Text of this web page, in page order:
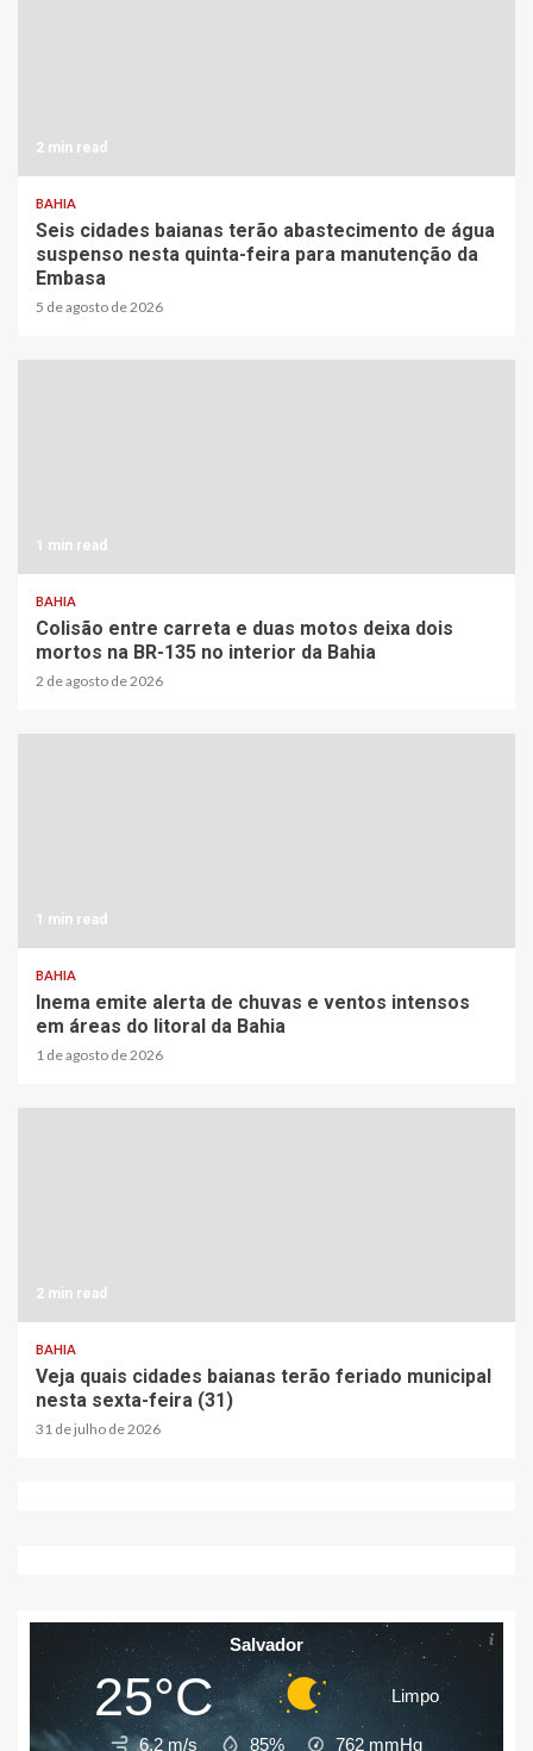
2 min read
BAHIA
Seis cidades baianas terão abastecimento de água
suspenso nesta quinta-feira para manutenção da
Embasa
5 de agosto de 2026
1 min read
BAHIA
Colisão entre carreta e duas motos deixa dois
mortos na BR-135 no interior da Bahia
2 de agosto de 2026
1 min read
BAHIA
Inema emite alerta de chuvas e ventos intensos
em áreas do litoral da Bahia
1 de agosto de 2026
2 min read
BAHIA
Veja quais cidades baianas terão feriado municipal
nesta sexta-feira (31)
31 de julho de 2026
Salvador
25°C Limpo
6.2 m/s 85% 762 mmHg